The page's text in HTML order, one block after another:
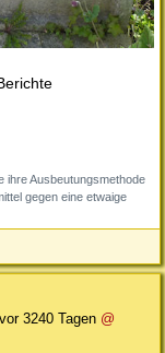
ihre Ausbeutungsmethode
gegen eine etwaige
vor 3240 Tagen @